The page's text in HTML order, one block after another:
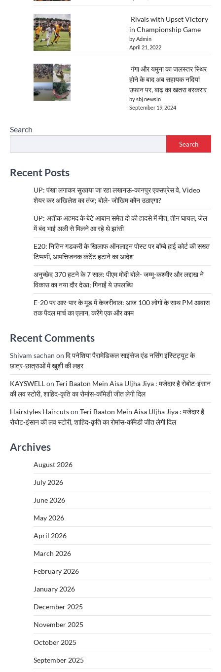
Rivals with Upset Victory
in Championship Game
by Admin
April 21, 2022
गंगा और यमुना का जलस्तर स्थिर
होने के बाद अब सहायक नदियां
उफान पर, बाढ़ का खतरा बरकरार
by sbj newsin
September 19, 2024
Search
Search
Recent Posts
UP: पंखा लगाकर सुखाया जा रहा लखनऊ-कानपुर एक्सप्रेस वे, Video
शेयर कर अखिलेश का तंज; बोले- जोखिम कौन उठाएगा?
UP: अतीक अहमद के बेटे आबान समेत दो की हादसे में मौत, तीन घायल, जेल
में बंद भाई अली से मिलने आ रहे थे झांसी
E20: नितिन गडकरी के खिलाफ ऑनलाइन पोस्ट पर बॉम्बे हाई कोर्ट की सख्त
टिप्पणी, आपत्तिजनक कंटेंट हटाने का आदेश
अनुच्छेद 370 हटने के 7 साल: पीएम मोदी बोले- जम्मू-कश्मीर और लद्दाख ने
विकास का नया दौर देखा; गिनाईं ये उपलब्धि
E-20 पर आर-पार के मूड में केजरीवाल: आज 100 लोगों के साथ PM आवास
तक पैदल मार्च का एलान, करेंगे एक और काम
Recent Comments
Shivam sachan on दि पनेशिया पैरामेडिकल साइंसेज एंड नर्सिंग इंस्टिट्यूट के
छात्र-छात्राओं में खुशी की लहर
KAYSWELLon Teri Baaton Mein Aisa Uljha Jiya : मजेदार है रोबोट-इंसान
की लव स्टोरी, शाहिद-कृति का रोमांस-कॉमेडी जीत लेगी दिल
Hairstyles Haircutson Teri Baaton Mein Aisa Uljha Jiya : मजेदार है
रोबोट-इंसान की लव स्टोरी, शाहिद-कृति का रोमांस-कॉमेडी जीत लेगी दिल
Archives
August 2026
July 2026
June 2026
May 2026
April 2026
March 2026
February 2026
January 2026
December 2025
November 2025
October 2025
September 2025